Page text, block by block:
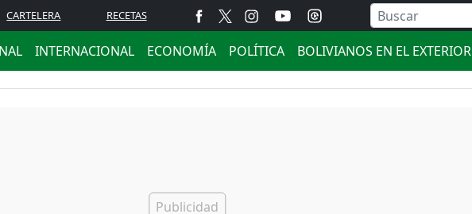
CARTELERA RECETAS
INTERNACIONAL ECONOMÍA POLÍTICA BOLIVIANOS EN EL EXTERIOR